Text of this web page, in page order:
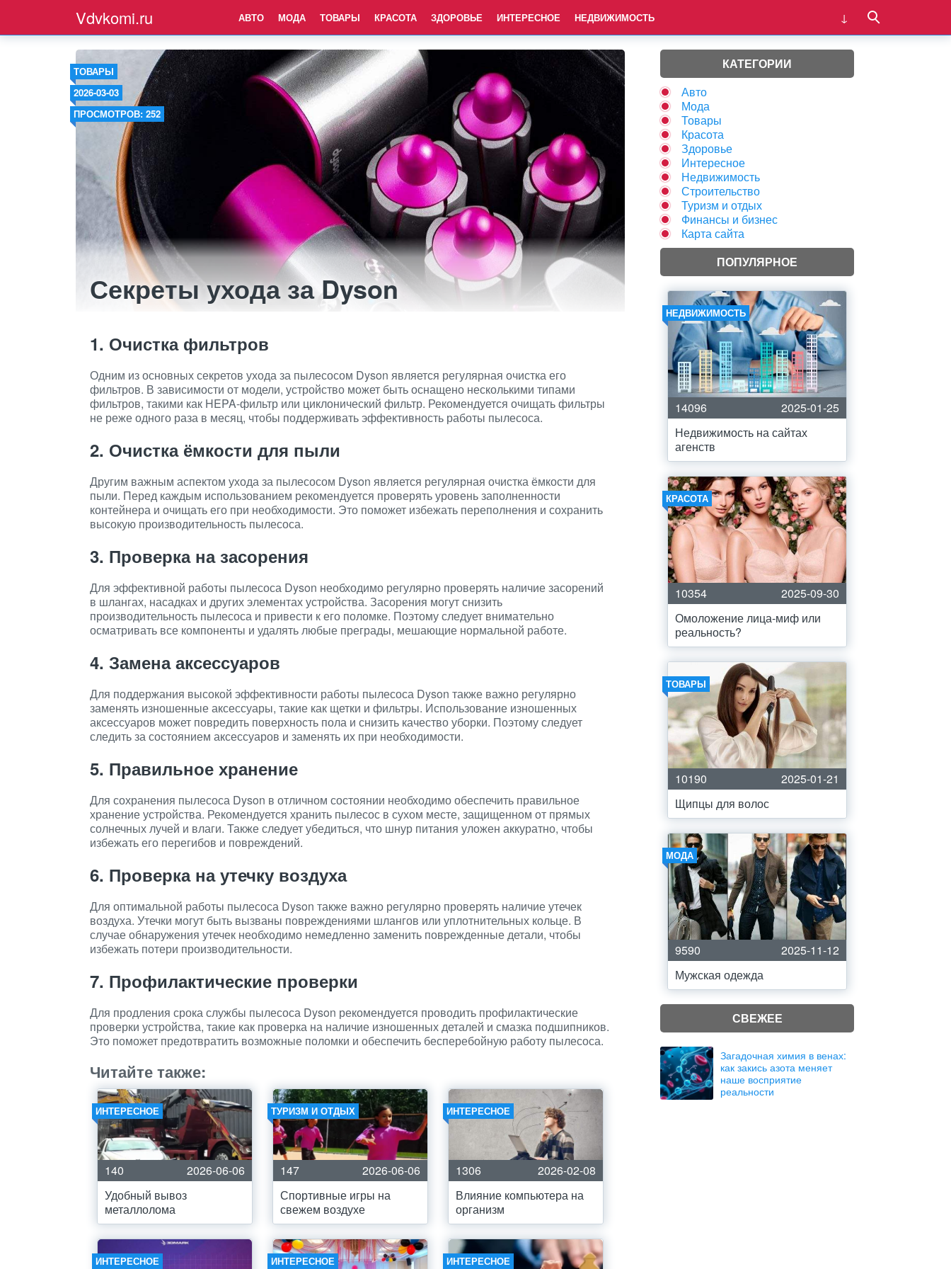
Vdvkomi.ru АВТО МОДА ТОВАРЫ КРАСОТА ЗДОРОВЬЕ ИНТЕРЕСНОЕ НЕДВИЖИМОСТЬ
ТОВАРЫ
2026-03-03
ПРОСМОТРОВ: 252
Секреты ухода за Dyson
1. Очистка фильтров
Одним из основных секретов ухода за пылесосом Dyson является регулярная очистка его
фильтров. В зависимости от модели, устройство может быть оснащено несколькими типами
фильтров, такими как HEPA-фильтр или циклонический фильтр. Рекомендуется очищать фильтры
не реже одного раза в месяц, чтобы поддерживать эффективность работы пылесоса.
2. Очистка ёмкости для пыли
Другим важным аспектом ухода за пылесосом Dyson является регулярная очистка ёмкости для
пыли. Перед каждым использованием рекомендуется проверять уровень заполненности
контейнера и очищать его при необходимости. Это поможет избежать переполнения и сохранить
высокую производительность пылесоса.
3. Проверка на засорения
Для эффективной работы пылесоса Dyson необходимо регулярно проверять наличие засорений
в шлангах, насадках и других элементах устройства. Засорения могут снизить
производительность пылесоса и привести к его поломке. Поэтому следует внимательно
осматривать все компоненты и удалять любые преграды, мешающие нормальной работе.
4. Замена аксессуаров
Для поддержания высокой эффективности работы пылесоса Dyson также важно регулярно
заменять изношенные аксессуары, такие как щетки и фильтры. Использование изношенных
аксессуаров может повредить поверхность пола и снизить качество уборки. Поэтому следует
следить за состоянием аксессуаров и заменять их при необходимости.
5. Правильное хранение
Для сохранения пылесоса Dyson в отличном состоянии необходимо обеспечить правильное
хранение устройства. Рекомендуется хранить пылесос в сухом месте, защищенном от прямых
солнечных лучей и влаги. Также следует убедиться, что шнур питания уложен аккуратно, чтобы
избежать его перегибов и повреждений.
6. Проверка на утечку воздуха
Для оптимальной работы пылесоса Dyson также важно регулярно проверять наличие утечек
воздуха. Утечки могут быть вызваны повреждениями шлангов или уплотнительных кольце. В
случае обнаружения утечек необходимо немедленно заменить поврежденные детали, чтобы
избежать потери производительности.
7. Профилактические проверки
Для продления срока службы пылесоса Dyson рекомендуется проводить профилактические
проверки устройства, такие как проверка на наличие изношенных деталей и смазка подшипников.
Это поможет предотвратить возможные поломки и обеспечить бесперебойную работу пылесоса.
Читайте также:
ИНТЕРЕСНОЕ
140
2026-06-06
Удобный вывоз
металлолома
ТУРИЗМ И ОТДЫХ
147
2026-06-06
Спортивные игры на
свежем воздухе
ИНТЕРЕСНОЕ
1306
2026-02-08
Влияние компьютера на
организм
ИНТЕРЕСНОЕ ИНТЕРЕСНОЕ ИНТЕРЕСНОЕ
КАТЕГОРИИ
Авто
Мода
Товары
Красота
Здоровье
Интересное
Недвижимость
Строительство
Туризм и отдых
Финансы и бизнес
Карта сайта
ПОПУЛЯРНОЕ
НЕДВИЖИМОСТЬ
14096
2025-01-25
Недвижимость на сайтах
агенств
КРАСОТА
10354
2025-09-30
Омоложение лица-миф или
реальность?
ТОВАРЫ
10190
2025-01-21
Щипцы для волос
МОДА
9590
2025-11-12
Мужская одежда
СВЕЖЕЕ
Загадочная химия в венах:
как закись азота меняет
наше восприятие
реальности